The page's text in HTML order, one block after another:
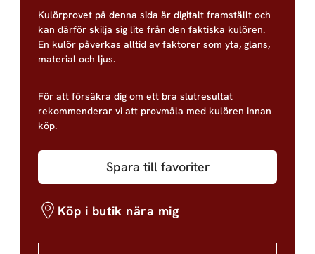
Kulörprovet på denna sida är digitalt framställt och
kan därför skilja sig lite från den faktiska kulören.
En kulör påverkas alltid av faktorer som yta, glans,
material och ljus.
För att försäkra dig om ett bra slutresultat
rekommenderar vi att provmåla med kulören innan
köp.
Spara till favoriter
Köp i butik nära mig